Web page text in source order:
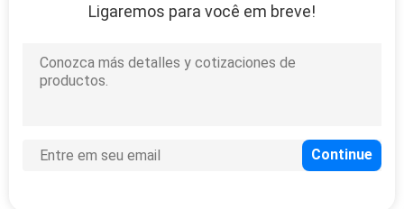
Ligaremos para você em breve!